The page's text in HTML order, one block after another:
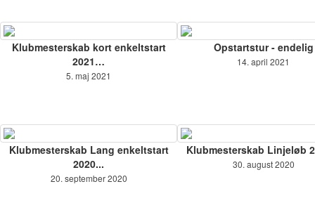
Klubmesterskab kort enkeltstart
2021…
5. maj 2021
Opstartstur - endelig
14. april 2021
Klubmesterskab Lang enkeltstart
2020...
20. september 2020
Klubmesterskab Linjeløb
30. august 2020